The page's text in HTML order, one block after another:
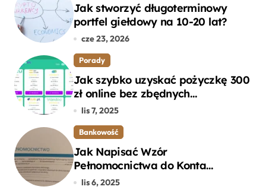
Jak stworzyć długoterminowy
portfel giełdowy na 10-20 lat?
cze 23, 2026
Porady
Jak szybko uzyskać pożyczkę 300
zł online bez zbędnych
formalności?
lis 7, 2025
Bankowość
Jak Napisać Wzór
Pełnomocnictwa do Konta
Bankowego – Praktyczny
lis 6, 2025